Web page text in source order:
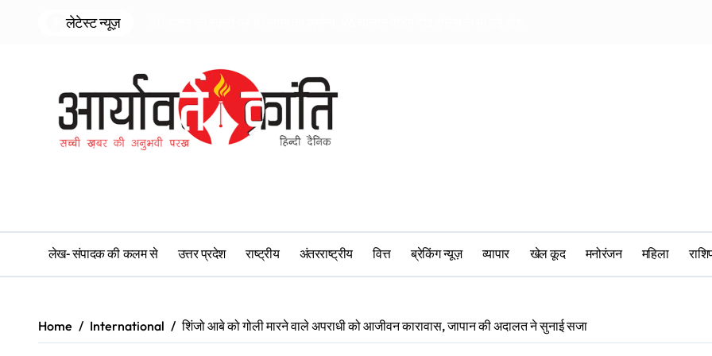
लेटेस्ट न्यूज़
लेख- संपादक की कलम से उत्तर प्रदेश राष्ट्रीय अंतरराष्ट्रीय वित्त ब्रेकिंग न्यूज़ व्यापार खेल कूद मनोरंजन महिला
Home International शिंजो आबे को गोली मारने वाले अपराधी को आजीवन कारावास, जापान की अदालत ने सुनाई सजा